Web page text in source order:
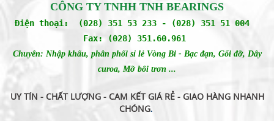
CÔNG TY TNHH TNH BEARINGS
Điện thoại: (028) 351 53 233 - (028) 351 51 004
Fax: (028) 351.60.961
Chuyên: Nhập khẩu, phân phối sỉ lẻ Vòng Bi - Bạc đạn, Gối đỡ, Dây
curoa, Mỡ bôi trơn ...
UY TÍN - CHẤT LƯỢNG - CAM KẾT GIÁ RẺ - GIAO HÀNG NHANH
CHÓNG.